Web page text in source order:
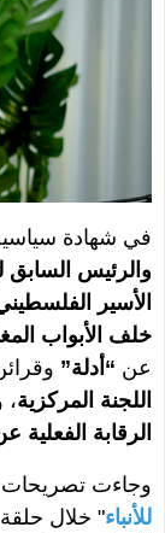
في شهادة
والرئيس السابق
الأسير
خلف الأبواب
عن “أدلة”
اللجنة المركزية،
الرقابة الفعلية
وجاءت تصريحات
للأنباء" خلال